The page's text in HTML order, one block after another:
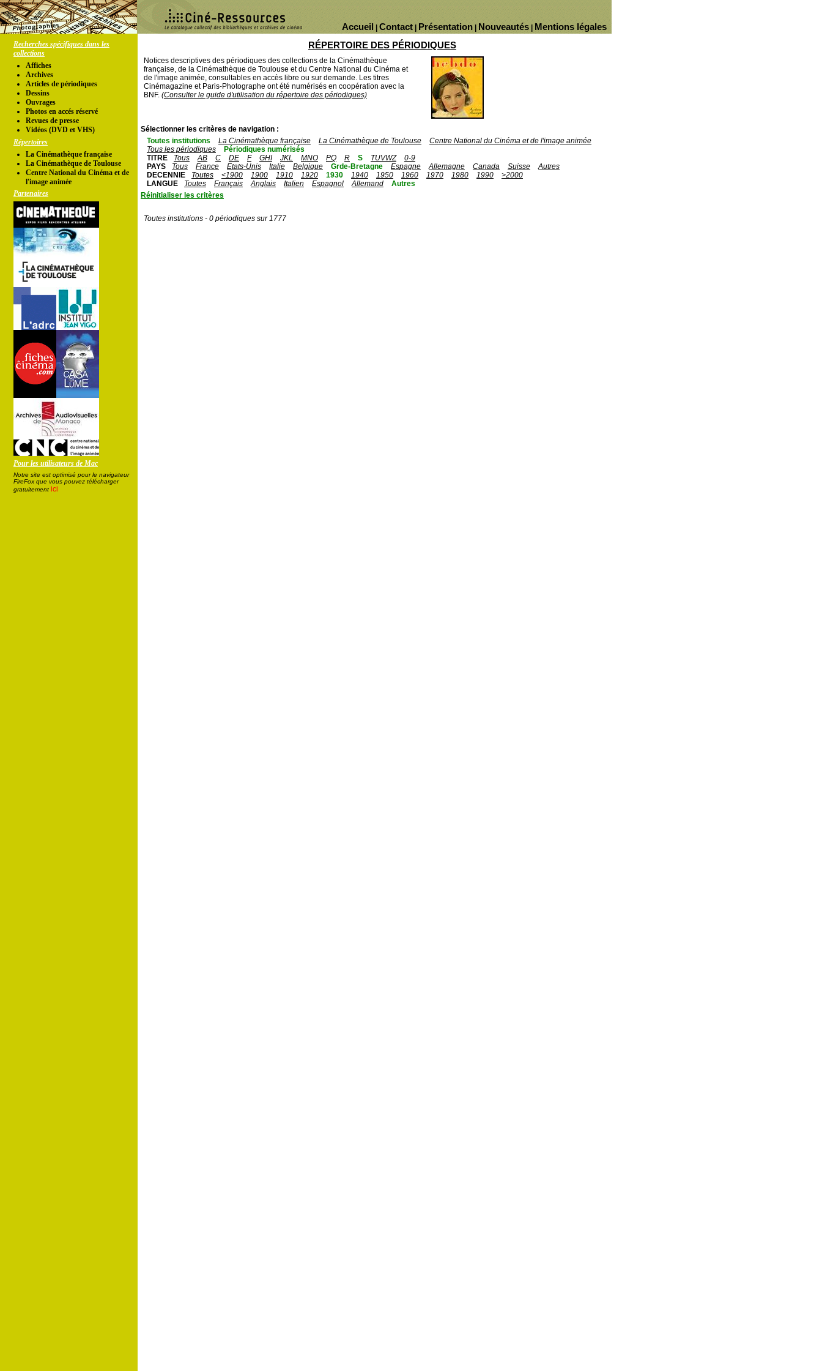
Mentions légales
Nouveautés
Présentation
Contact
Accueil
Recherches spécifiques dans les
collections
Affiches
Archives
Articles de périodiques
Dessins
Ouvrages
Photos en accés réservé
Revues de presse
Vidéos (DVD et VHS)
Répertoires
La Cinémathèque française
La Cinémathèque de Toulouse
Centre National du Cinéma et de
l'image animée
Partenaires
Pour les utilisateurs de Mac
Notre site est optimisé pour le navigateur
FireFox que vous pouvez télécharger
gratuitement ici
RÉPERTOIRE DES PÉRIODIQUES
Notices descriptives des périodiques des collections de la Cinémathèque
française, de la Cinémathèque de Toulouse et du Centre National du Cinéma et
de l'image animée, consultables en accès libre ou sur demande. Les titres
Cinémagazine et Paris-Photographe ont été numérisés en coopération avec la
BNF. (Consulter le guide d'utilisation du répertoire des périodiques)
Sélectionner les critères de navigation :
Toutes institutions
La Cinémathèque française La Cinémathèque de Toulouse
Centre National du Cinéma et de l'image animée
Tous les périodiques
Périodiques numérisés
TITRE
Tous AB C DE F GHI JKL MNO PQ R S TUVWZ
0-9
PAYS
Tous France Etats-Unis Italie Belgique Grde-Bretagne Espagne Allemagne Canada Suisse
Autres
DECENNIE
Toutes <1900 1900 1910 1920 1930 1940 1950 1960 1970 1980 1990
>2000
LANGUE
Toutes Français Anglais Italien Espagnol Allemand
Autres
Réinitialiser les critères
Toutes institutions - 0 périodiques sur 1777